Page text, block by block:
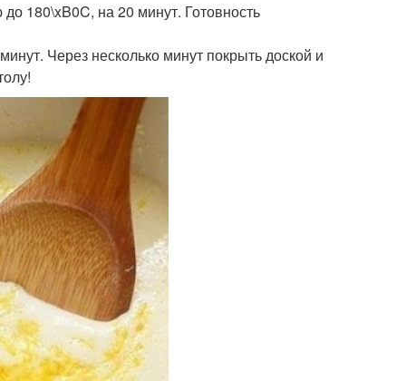
180\xB0C, на 20 минут. Готовность
Через несколько минут покрыть доской и